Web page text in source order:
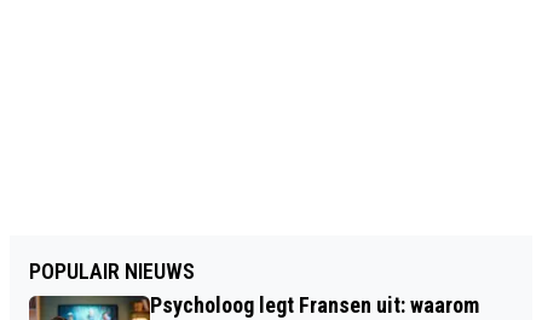
POPULAIR NIEUWS
Psycholoog legt Fransen uit: waarom